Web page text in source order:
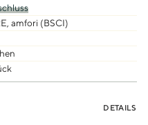
amfori (BSCI)
DETAILS